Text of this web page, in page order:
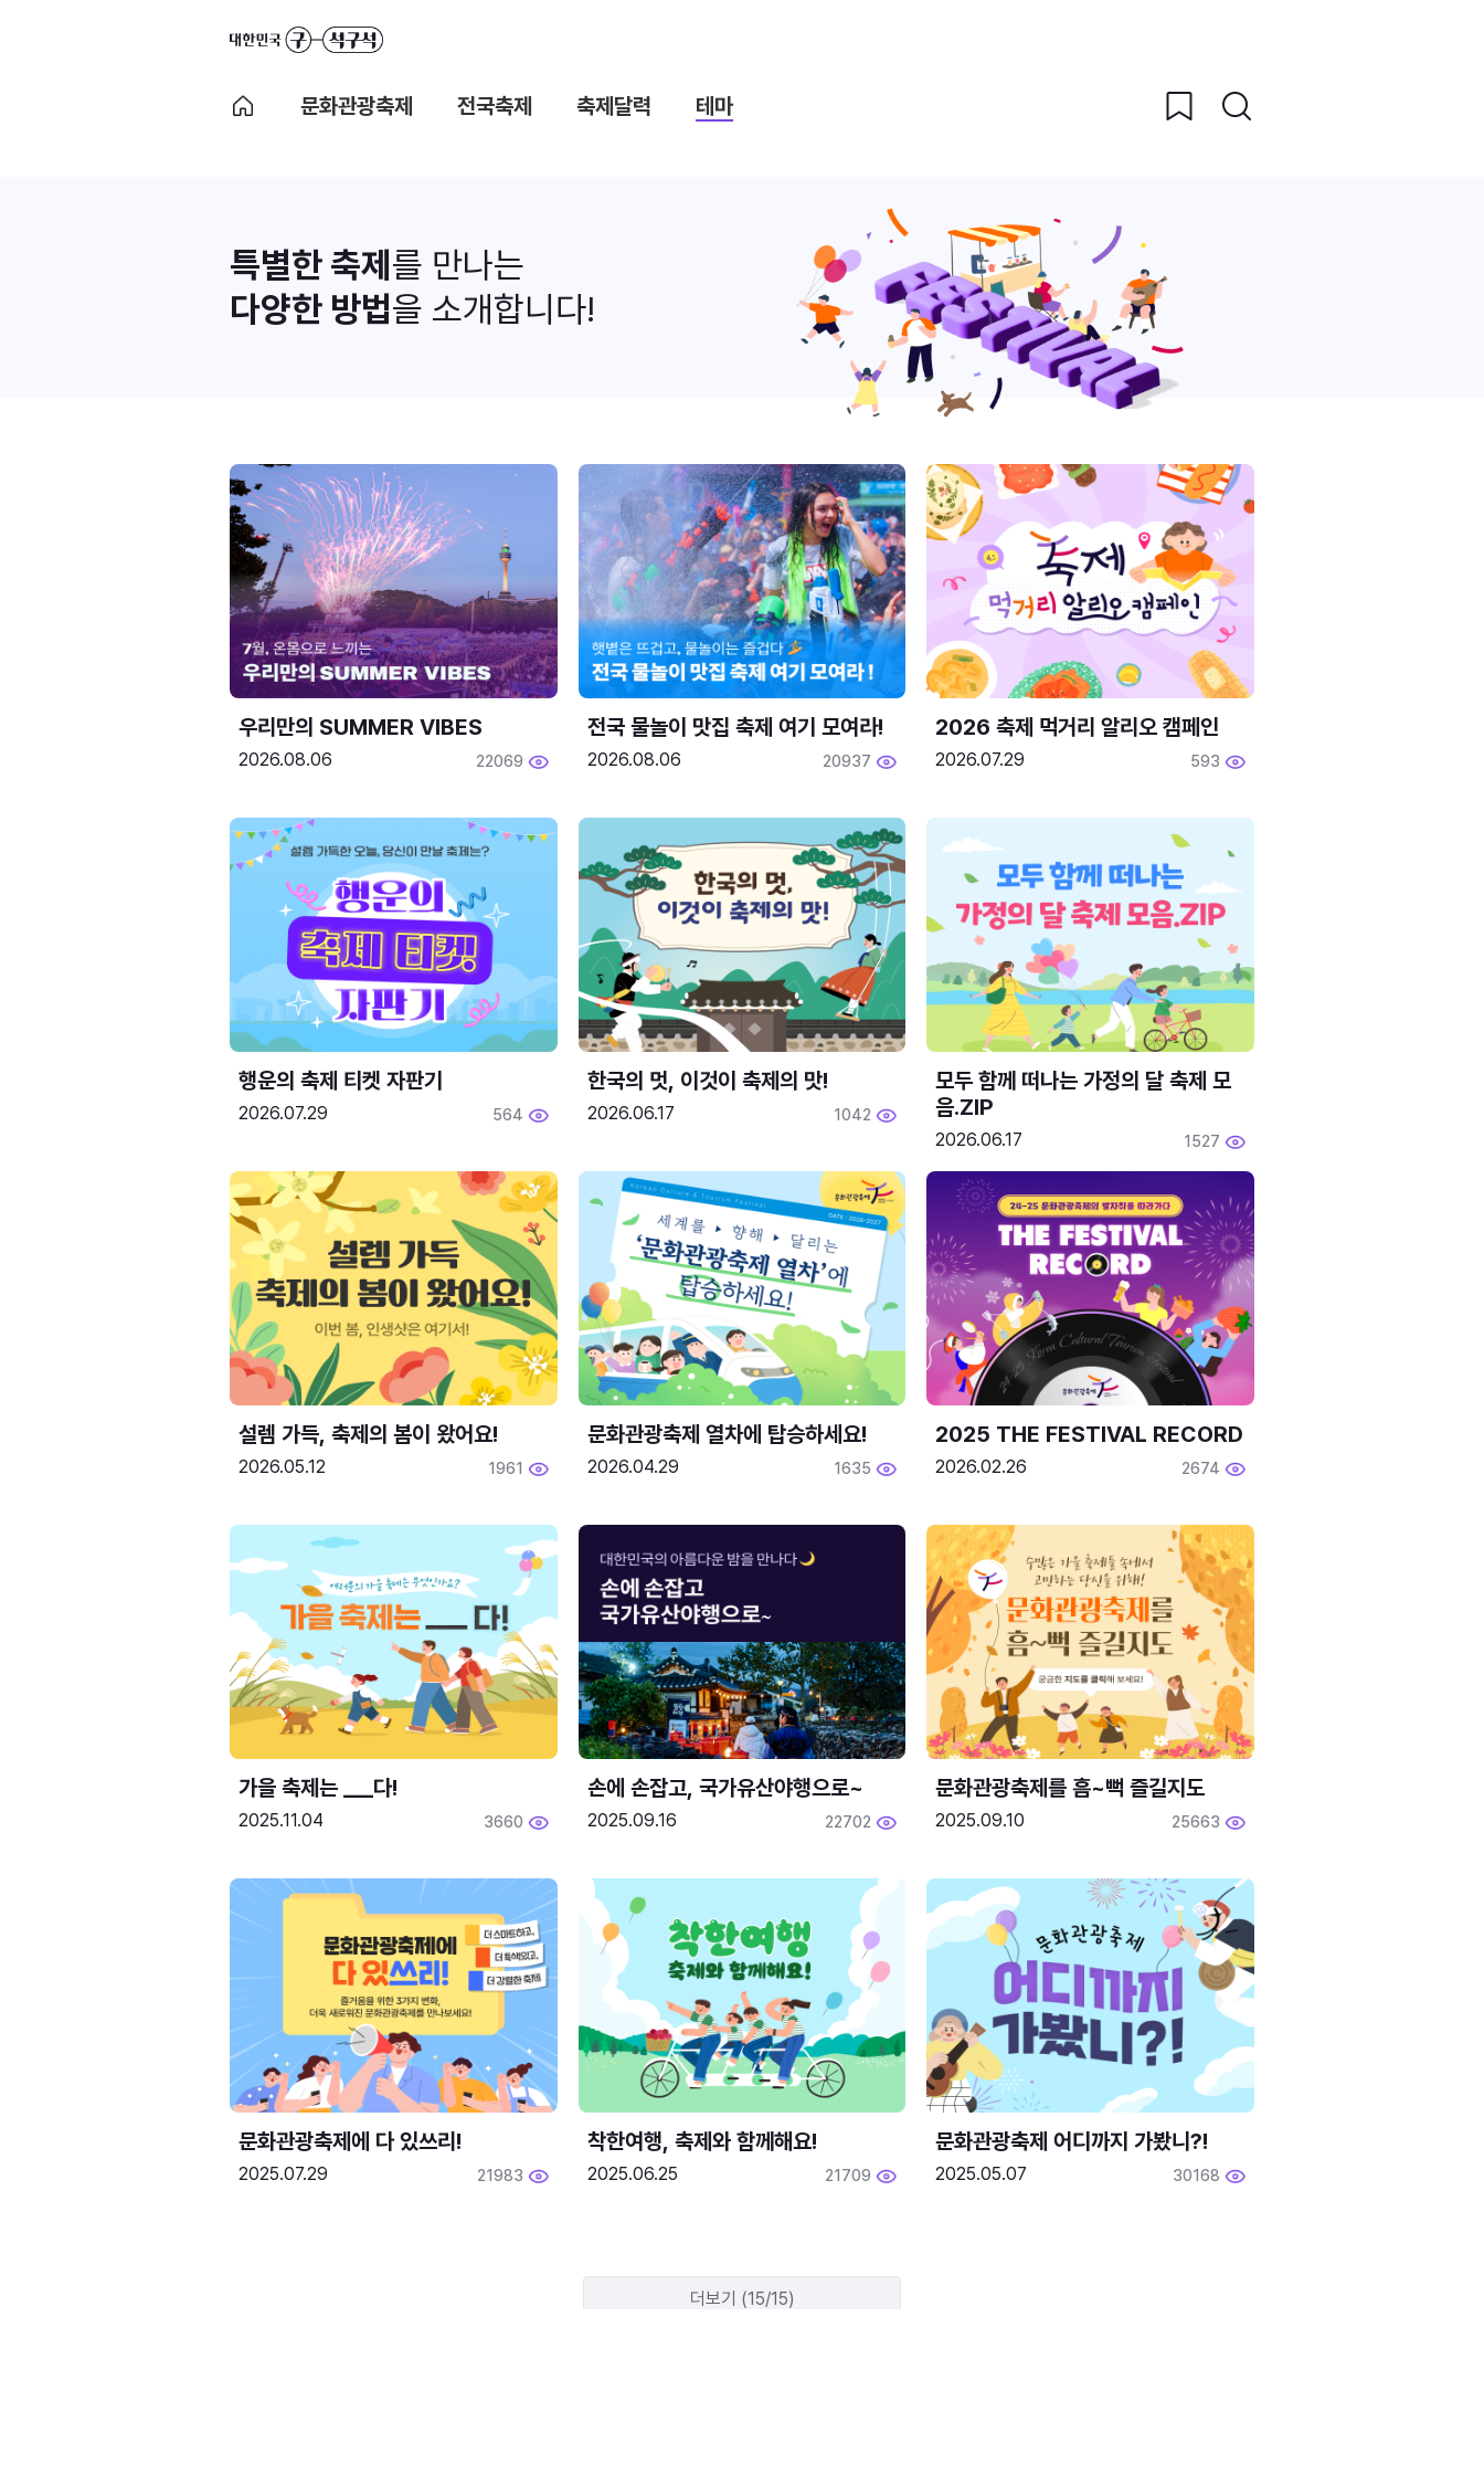
문화관광축제 전국축제 축제달력 테마
특별한 축제 를 만나는
다양한 방법을 소개합니다!
우리만의 SUMMER VIBES
2026.08.06 22069
전국 물놀이 맛집 축제 여기 모여라!
2026.08.06 20937
2026 축제 먹거리 알리오 캠페인
2026.07.29 593
행운의 축제 티켓 자판기
2026.07.29 564
한국의 멋, 이것이 축제의 맛!
2026.06.17 1042
모두 함께 떠나는 가정의 달 축제 모
음.ZIP
2026.06.17 1527
설렘 가득, 축제의 봄이 왔어요!
2026.05.12 1961
문화관광축제 열차에 탑승하세요!
2026.04.29 1635
2025 THE FESTIVAL RECORD
2026.02.26 2674
2025.11.04 3660
손에 손잡고, 국가유산야행으로~
2025.09.16 22702
문화관광축제를 흠~뻑 즐길지도
2025.09.10 25663
문화관광축제에 다 있쓰리!
2025.07.29 21983
착한여행, 축제와 함께해요!
2025.06.25 21709
문화관광축제 어디까지 가봤니?!
2025.05.07 30168
더보기 (15/15)